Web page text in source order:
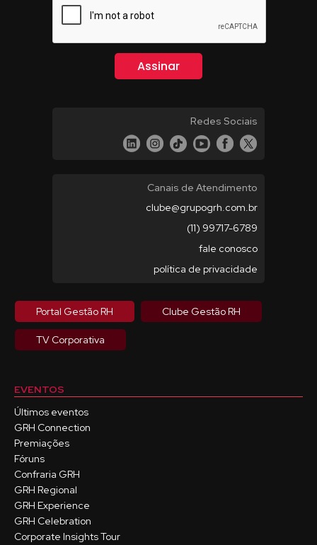
Redes Sociais
Canais de Atendimento
clube@grupogrh.com.br
(11) 99717-6789
fale conosco
política de privacidade
Portal Gestão RH Clube Gestão RH
TV Corporativa
EVENTOS
Últimos eventos
GRH Connection
Premiações
Fóruns
Confraria GRH
GRH Regional
GRH Experience
GRH Celebration
Corporate Insights Tour